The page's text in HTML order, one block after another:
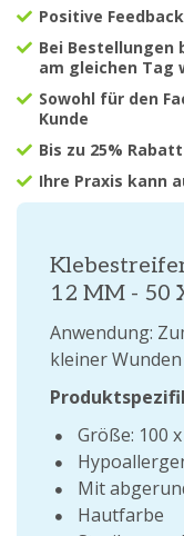
Positive
Bei Bestellungen
am gleichen Tag
Sowohl für den
Kunde
Bis zu 25%
Ihre Praxis kann
12 MM - 50
Anwendung:
kleiner
Größe: 100
Mit
Hautfarbe